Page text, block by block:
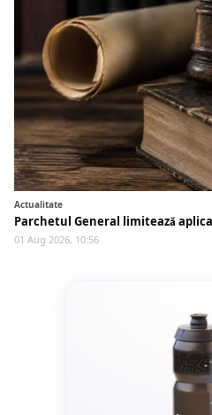
Actualitate
Parchetul General limitează
01 Aug 2026, 10:56